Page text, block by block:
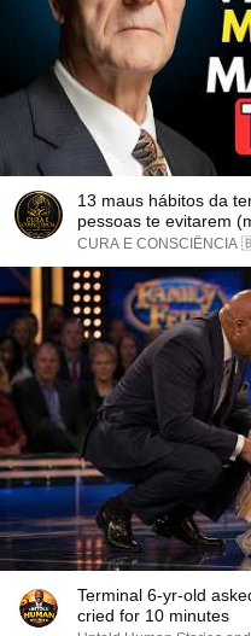
13 maus hábitos da
pessoas te evitarem
dizer)
CURA E
Terminal 6-yr-old
cried for 10 minutes